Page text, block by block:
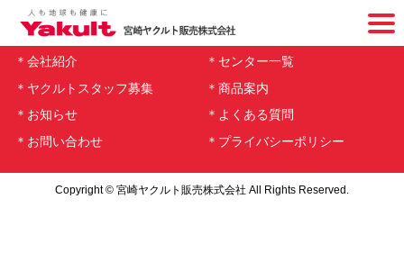
ホーム
ページ
高千穂通りセンター
＊会社紹介
＊センター一覧
＊ヤクルトスタッフ募集
＊商品案内
＊お知らせ
＊よくある質問
＊お問い合わせ
＊プライバシーポリシー
Copyright © 宮崎ヤクルト販売株式会社 All Rights Reserved.